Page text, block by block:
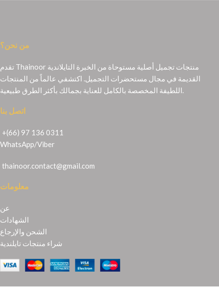
من نحن؟
تقدم Thainoor منتجات تجميل أصلية مستوحاة من الخبرة التايلاندية
القديمة في مجال مستحضرات التجميل. اكتشفي عالماً من المنتجات
اللطيفة المخصصة بالكامل للعناية بجمالك بأكثر الطرق طبيعية.
اتصل بنا
+(66) 97 136 0311
WhatsApp/Viber
thainoor.contact@gmail.com
معلومات
عن
الشهادات
الشحن والإرجاع
شراء منتجات تايلندية